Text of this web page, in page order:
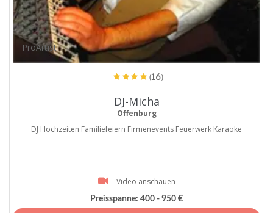
ProArtist
(16)
DJ-Micha
Offenburg
DJ Hochzeiten Familiefeiern Firmenevents Feuerwerk Karaoke
Video anschauen
Preisspanne: 400 - 950 €